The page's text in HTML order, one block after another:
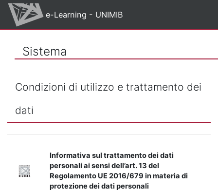
Vai al contenuto principale
e-Learning - UNIMIB
Sistema
Condizioni di utilizzo e trattamento dei
dati
Informativa sul trattamento dei dati
personali ai sensi dell’art. 13 del
Regolamento UE 2016/679 in materia di
protezione dei dati personali